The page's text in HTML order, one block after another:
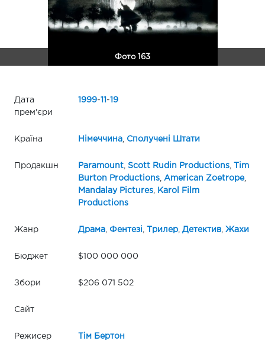
Фото 163
Дата
прем'єри
1999-11 -19
Країна Німеччина, Сполучені Штати
Продакшн Paramount, Scott Rudin Productions,
Tim
Burton Productions, American Zoetrope,
Mandalay Pictures,
Karol Film
Productions
Жанр Драма, Фентезі Трилер, Детектив, Жахи
Бюджет $100 000 000
Збори $206 071 502
Сайт
Режисер Тім Бертон